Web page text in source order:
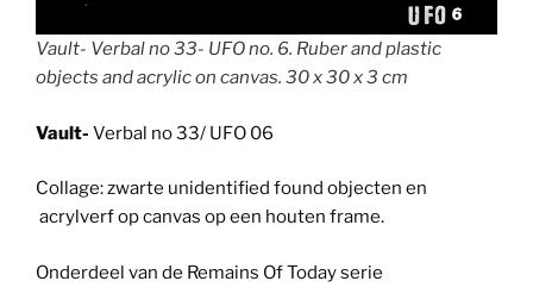
Vault- Verbal no 33- UFO no. 6. Ruber and plastic
objects and acrylic on canvas. 30 x 30 x 3 cm
Vault- Verbal no 33/ UFO 06
Collage: zwarte unidentified found objecten en
acrylverf op canvas op een houten frame.
Onderdeel van de Remains Of Today serie